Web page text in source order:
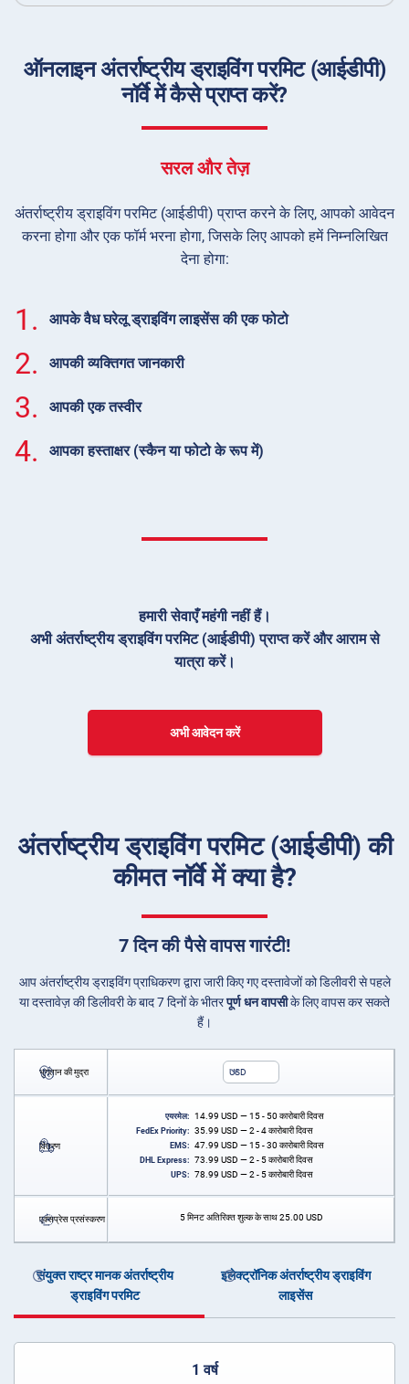
ऑनलाइन अंतर्राष्ट्रीय ड्राइविंग परमिट (आईडीपी)
नॉर्वे में कैसे प्राप्त करें?
सरल और तेज़
अंतर्राष्ट्रीय ड्राइविंग परमिट (आईडीपी) प्राप्त करने के लिए, आपको आवेदन
करना होगा और एक फॉर्म भरना होगा, जिसके लिए आपको हमें निम्नलिखित
देना होगा:
1. आपके वैध घरेलू ड्राइविंग लाइसेंस की एक फोटो
2. आपकी व्यक्तिगत जानकारी
3. आपकी एक तस्वीर
4. आपका हस्ताक्षर (स्कैन या फोटो के रूप में)
हमारी सेवाएँ महंगी नहीं हैं।
अभी अंतर्राष्ट्रीय ड्राइविंग परमिट (आईडीपी) प्राप्त करें और आराम से
यात्रा करें।
अभी आवेदन करें
अंतर्राष्ट्रीय ड्राइविंग परमिट (आईडीपी) की
कीमत नॉर्वे में क्या है?
7 दिन की पैसे वापस गारंटी!
आप अंतर्राष्ट्रीय ड्राइविंग प्राधिकरण द्वारा जारी किए गए दस्तावेजों को डिलीवरी से पहले
या दस्तावेज़ की डिलीवरी के बाद 7 दिनों के भीतरपूर्ण धन वापसीके लिए वापस कर सकते
हैं।
भुगतान की मुद्रा USD
वितरण
एयरमेल: 14.99 USD — 15 - 50 कारोबारी दिवस
FedEx Priority: 35.99 USD — 2 - 4 कारोबारी दिवस
EMS: 47.99 USD — 15 - 30 कारोबारी दिवस
DHL Express: 73.99 USD — 2 - 5 कारोबारी दिवस
UPS: 78.99 USD — 2 - 5 कारोबारी दिवस
एक्सप्रेस प्रसंस्करण 5 मिनट अतिरिक्त शुल्क के साथ25.00 USD
संयुक्त राष्ट्र मानक अंतर्राष्ट्रीय
ड्राइविंग परमिट
इलेक्ट्रॉनिक अंतर्राष्ट्रीय ड्राइविंग
लाइसेंस
1 वर्ष